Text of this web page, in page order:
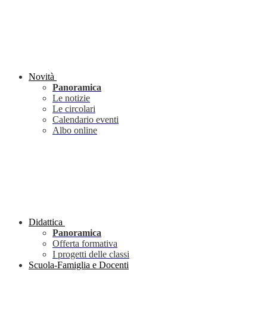
Novità
Panoramica
Le notizie
Le circolari
Calendario eventi
Albo online
Didattica
Panoramica
Offerta formativa
I progetti delle classi
Scuola-Famiglia e Docenti